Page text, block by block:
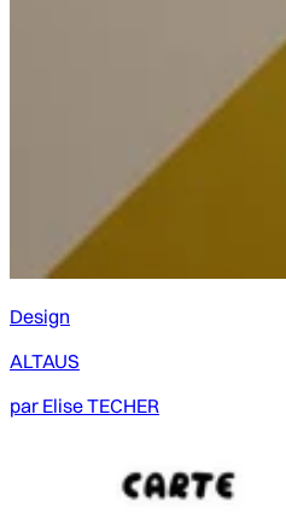
Design
ALTAUS
par Elise TECHER